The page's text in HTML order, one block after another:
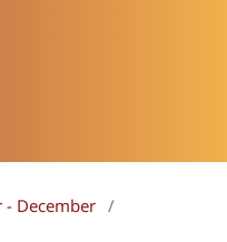
- December /